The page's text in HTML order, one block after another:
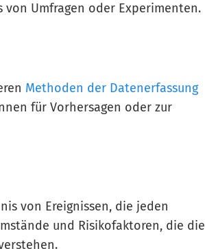
Umfragen oder Experimenten.
Methoden der Datenerfassung
für Vorhersagen oder zur
von Ereignissen, die jeden
und Risikofaktoren, die die